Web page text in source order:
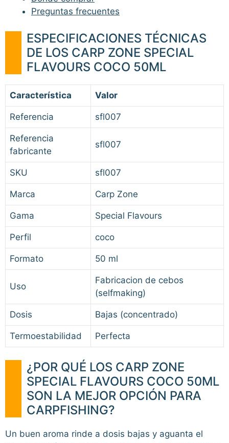
Preguntas frecuentes
ESPECIFICACIONES TÉCNICAS
DE LOS CARP ZONE SPECIAL
FLAVOURS COCO 50ML
Característica Valor
Referencia sfl007
Referencia
fabricante
sfl007
SKU sfl007
Marca Carp Zone
Gama Special Flavours
Perfil coco
Formato 50 ml
Uso
Fabricacion de cebos
(selfmaking)
Dosis Bajas (concentrado)
Termoestabilidad Perfecta
¿POR QUÉ LOS CARP ZONE
SPECIAL FLAVOURS COCO 50ML
SON LA MEJOR OPCIÓN PARA
CARPFISHING?
Un buen aroma rinde a dosis bajas y aguanta el